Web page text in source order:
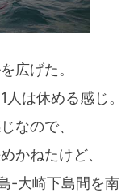
広げた。
は休める感じ。
なので、
かねたけど、
-大崎下島間を南